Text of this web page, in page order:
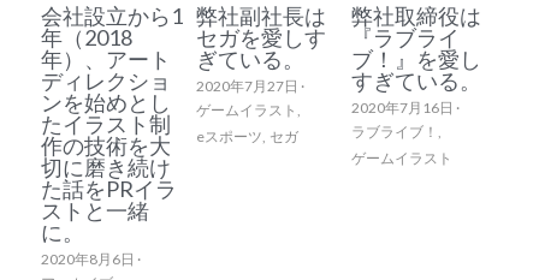
会社設立から1
年（2018
年）、アート
ディレクショ
ンを始めとし
たイラスト制
作の技術を大
切に磨き続け
た話をPRイラ
ストと一緒
に。
2020年8月6日 ·
弊社副社長は
セガを愛しす
ぎている。
2020年7月27日 ·
ゲームイラスト,
eスポーツ, セガ
弊社取締役は
『ラブライ
ブ！』を愛し
すぎている。
2020年7月16日 ·
ラブライブ！,
ゲームイラスト